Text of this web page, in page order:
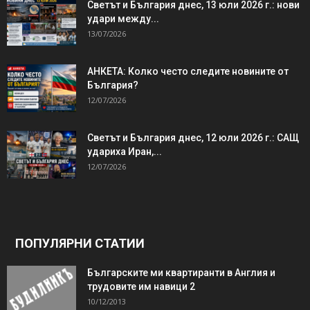
Светът и България днес, 13 юли 2026 г.: нови
удари между...
13/07/2026
АНКЕТА: Колко често следите новините от
България?
12/07/2026
Светът и България днес, 12 юли 2026 г.: САЩ
удариха Иран,...
12/07/2026
ПОПУЛЯРНИ СТАТИИ
Българските ми квартиранти в Англия и
трудовите им навици 2
10/12/2013